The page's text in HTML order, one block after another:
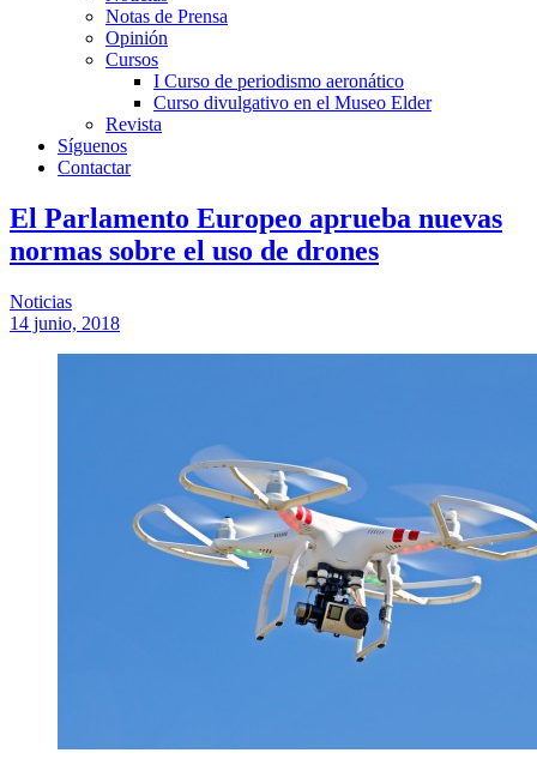
Notas de Prensa
Opinión
Cursos
I Curso de periodismo aeronático
Curso divulgativo en el Museo Elder
Revista
Síguenos
Contactar
El Parlamento Europeo aprueba nuevas
normas sobre el uso de drones
Noticias
14 junio, 2018